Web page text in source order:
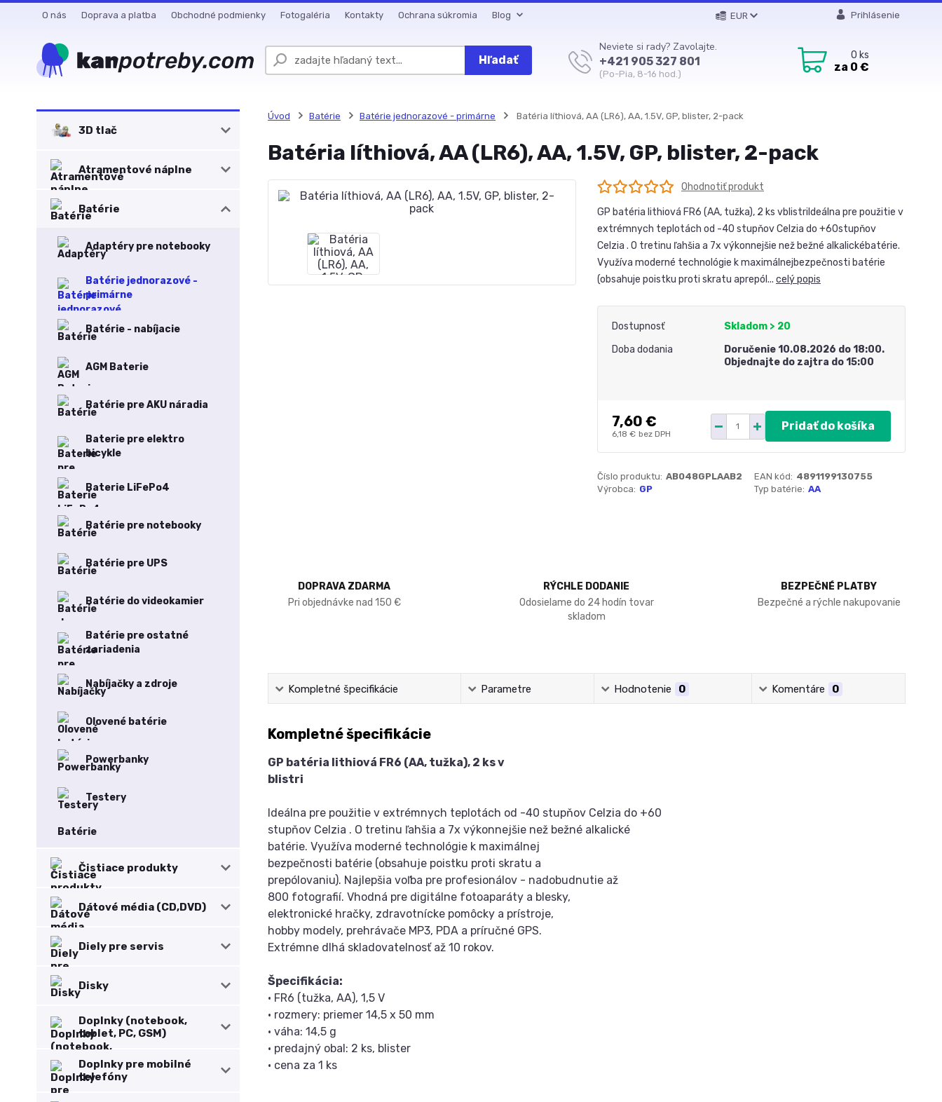
O nás Doprava a platba Obchodné podmienky Fotogaléria Kontakty Ochrana súkromia Blog EUR Prihlásenie
Hľadať
Neviete si rady? Zavolajte.
+421 905 327 801
(Po-Pia, 8-16 hod.)
0 ks
za 0 €
3D tlač
Atramentové náplne
Batérie
Adaptéry pre notebooky
Batérie jednorazové -
primárne
Batérie - nabíjacie
AGM Baterie
Batérie pre AKU náradia
Baterie pre elektro
bicykle
Baterie LiFePo4
Batérie pre notebooky
Batérie pre UPS
Batérie do videokamier
Batérie pre ostatné
zariadenia
Nabíjačky a zdroje
Olovené batérie
Powerbanky
Testery
Batérie
Čistiace produkty
Dátové média (CD,DVD)
Diely pre servis
Disky
Doplnky (notebook,
tablet, PC, GSM)
Doplnky pre mobilné
telefóny
Úvod Batérie Batérie jednorazové - primárne Batéria líthiová, AA (LR6), AA, 1.5V, GP, blister, 2-pack
Batéria líthiová, AA (LR6), AA, 1.5V, GP, blister, 2-pack
Ohodnotiť produkt
GP batéria lithiová FR6 (AA, tužka), 2 ks vblistriIdeálna pre použitie v
extrémnych teplotách od -40 stupňov Celzia do +60stupňov
Celzia . O tretinu ľahšia a 7x výkonnejšie než bežné alkalickébatérie.
Využíva moderné technológie k maximálnejbezpečnosti batérie
(obsahuje poistku proti skratu aprepól... celý popis
Dostupnosť
Skladom > 20
Doba dodania
Doručenie 10.08.2026 do 18:00.
Objednajte do zajtra do 15:00
7,60 €
6,18 € bez DPH
Pridať do košíka
Číslo produktu: AB048GPLAAB2 EAN kód: 4891199130755
Výrobca: GP Typ batérie: AA
DOPRAVA ZDARMA
Pri objednávke nad 150 €
RÝCHLE DODANIE
Odosielame do 24 hodín tovar
skladom
BEZPEČNÉ PLATBY
Bezpečné a rýchle nakupovanie
Kompletné špecifikácie Parametre Hodnotenie 0 Komentáre 0
Kompletné špecifikácie
GP batéria lithiová FR6 (AA, tužka), 2 ks v
blistri
Ideálna pre použitie v extrémnych teplotách od -40 stupňov Celzia do +60
stupňov Celzia . O tretinu ľahšia a 7x výkonnejšie než bežné alkalické
batérie. Využíva moderné technológie k maximálnej
bezpečnosti batérie (obsahuje poistku proti skratu a
prepólovaniu). Najlepšia voľba pre profesionálov - nadobudnutie až
800 fotografií. Vhodná pre digitálne fotoaparáty a blesky,
elektronické hračky, zdravotnícke pomôcky a prístroje,
hobby modely, prehrávače MP3, PDA a príručné GPS.
Extrémne dlhá skladovatelnosť až 10 rokov.
Špecifikácia:
• FR6 (tužka, AA), 1,5 V
• rozmery: priemer 14,5 x 50 mm
• váha: 14,5 g
• predajný obal: 2 ks, blister
• cena za 1 ks